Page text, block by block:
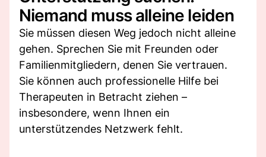
Niemand muss alleine leiden
Sie müssen diesen Weg jedoch nicht alleine
gehen. Sprechen Sie mit Freunden oder
Familienmitgliedern, denen Sie vertrauen.
Sie können auch professionelle Hilfe bei
Therapeuten in Betracht ziehen –
insbesondere, wenn Ihnen ein
unterstützendes Netzwerk fehlt.